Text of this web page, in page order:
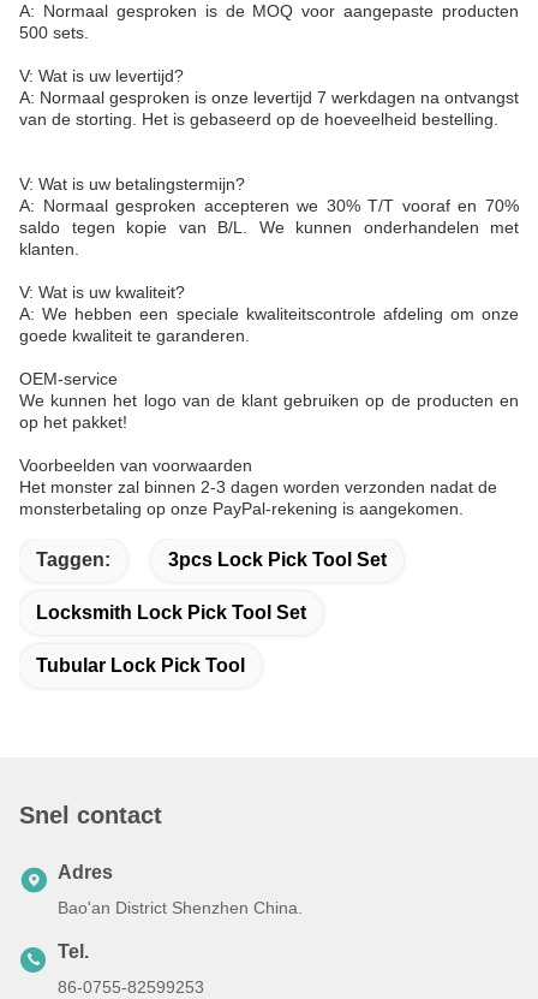
A: Normaal gesproken is de MOQ voor aangepaste producten
500 sets.
V: Wat is uw levertijd?
A: Normaal gesproken is onze levertijd 7 werkdagen na ontvangst
van de storting. Het is gebaseerd op de hoeveelheid bestelling.
V: Wat is uw betalingstermijn?
A: Normaal gesproken accepteren we 30% T/T vooraf en 70%
saldo tegen kopie van B/L. We kunnen onderhandelen met
klanten.
V: Wat is uw kwaliteit?
A: We hebben een speciale kwaliteitscontrole afdeling om onze
goede kwaliteit te garanderen.
OEM-service
We kunnen het logo van de klant gebruiken op de producten en
op het pakket!
Voorbeelden van voorwaarden
Het monster zal binnen 2-3 dagen worden verzonden nadat de
monsterbetaling op onze PayPal-rekening is aangekomen.
Taggen: 3pcs Lock Pick Tool Set
Locksmith Lock Pick Tool Set
Tubular Lock Pick Tool
Snel contact
Adres
Bao'an District Shenzhen China.
Tel.
86-0755-82599253